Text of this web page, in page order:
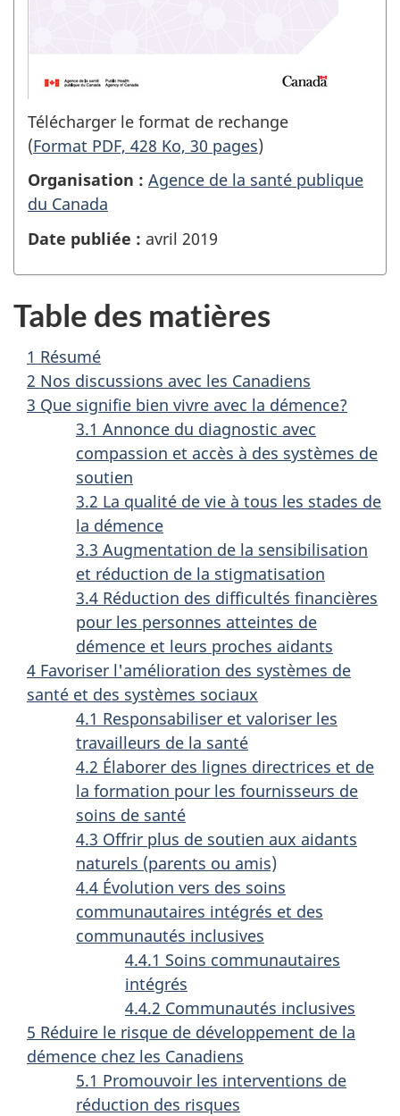
Télécharger le format de rechange
(Format PDF, 428 Ko, 30 pages)
Organisation : Agence de la santé publique
du Canada
Date publiée : avril 2019
Table des matières
1 Résumé
2 Nos discussions avec les Canadiens
3 Que signifie bien vivre avec la démence?
3.1 Annonce du diagnostic avec
compassion et accès à des systèmes de
soutien
3.2 La qualité de vie à tous les stades de
la démence
3.3 Augmentation de la sensibilisation
et réduction de la stigmatisation
3.4 Réduction des difficultés financières
pour les personnes atteintes de
démence et leurs proches aidants
4 Favoriser l'amélioration des systèmes de
santé et des systèmes sociaux
4.1 Responsabiliser et valoriser les
travailleurs de la santé
4.2 Élaborer des lignes directrices et de
la formation pour les fournisseurs de
soins de santé
4.3 Offrir plus de soutien aux aidants
naturels (parents ou amis)
4.4 Évolution vers des soins
communautaires intégrés et des
communautés inclusives
4.4.1 Soins communautaires
intégrés
4.4.2 Communautés inclusives
5 Réduire le risque de développement de la
démence chez les Canadiens
5.1 Promouvoir les interventions de
réduction des risques